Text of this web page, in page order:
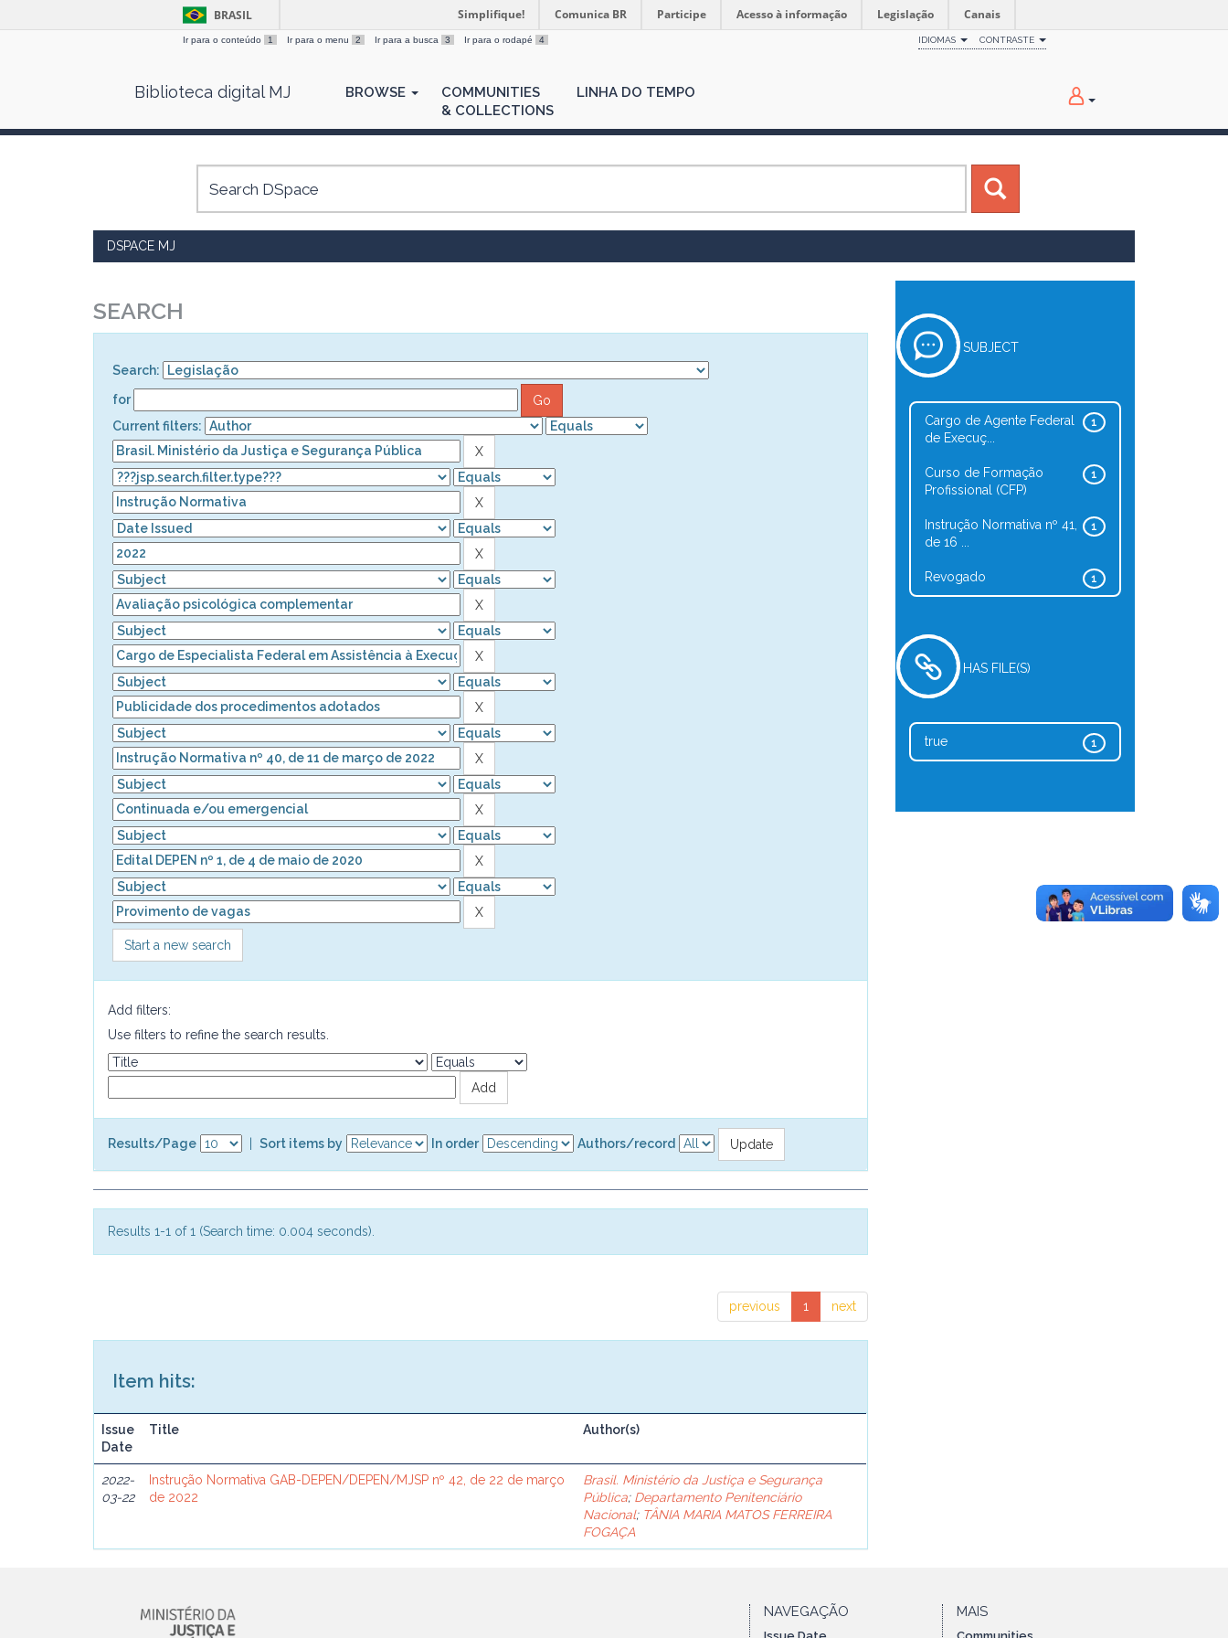
BRASIL Simplifique! Comunica BR Participe Acesso à informação Legislação Canais
Ir para o conteúdo 1 Ir para o menu 2 Ir para a busca 3 Ir para o rodapé 4 IDIOMAS CONTRASTE
Biblioteca digital MJ BROWSE
COMMUNITIES
& COLLECTIONS
LINHA DO TEMPO
DSPACE MJ
SEARCH
Search:
for
Current filters:
Start a new search
Add filters:
Use filters to refine the search results.
Results/Page Sort items by In order Authors/record
Results 1-1 of 1 (Search time: 0.004 seconds).
previous 1 next
Item hits:
Issue
Date
Title Author(s)
2022-
03-22
Instrução Normativa GAB-DEPEN/DEPEN/MJSP nº 42, de 22 de março
de 2022
Brasil. Ministério da Justiça e Segurança
Pública; Departamento Penitenciário
Nacional; TÂNIA MARIA MATOS FERREIRA
FOGAÇA
SUBJECT
1
Cargo de Agente Federal
de Execuç...
1
Curso de Formação
Profissional (CFP)
1
Instrução Normativa nº 41,
de 16 ...
1
Revogado
HAS FILE(S)
1
true
NAVEGAÇÃO MAIS